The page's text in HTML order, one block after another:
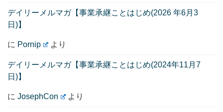
デイリーメルマガ【事業承継ことはじめ(2026 年6月3
日)】
に Pornip より
デイリーメルマガ【事業承継ことはじめ(2024年11月7
日)】
に JosephCon より